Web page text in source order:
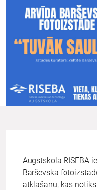
Augstskola RISEBA
Barševska
atklāšanu, kas notiks